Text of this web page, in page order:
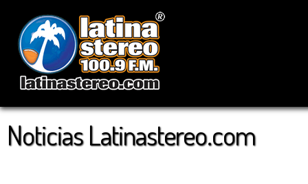
Noticias Latinastereo.com